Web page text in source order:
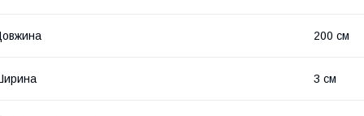
200 см
3 см